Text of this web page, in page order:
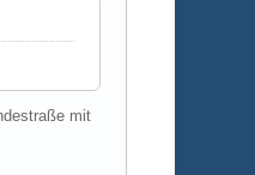
mit